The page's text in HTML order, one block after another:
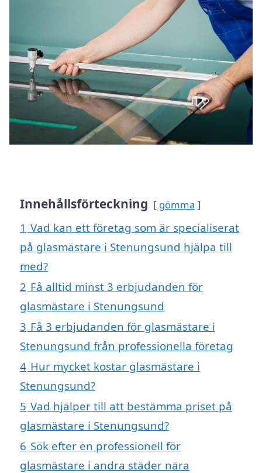
Innehållsförteckning gömma
1 Vad kan ett företag som är specialiserat
på glasmästare i Stenungsund hjälpa till
med?
2 Få alltid minst 3 erbjudanden för
glasmästare i Stenungsund
3 Få 3 erbjudanden för glasmästare i
Stenungsund från professionella företag
4 Hur mycket kostar glasmästare i
Stenungsund?
5 Vad hjälper till att bestämma priset på
glasmästare i Stenungsund?
6 Sök efter en professionell för
glasmästare i andra städer nära